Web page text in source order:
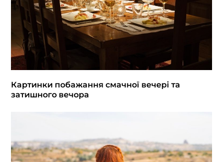
Картинки побажання смачної вечері та
затишного вечора